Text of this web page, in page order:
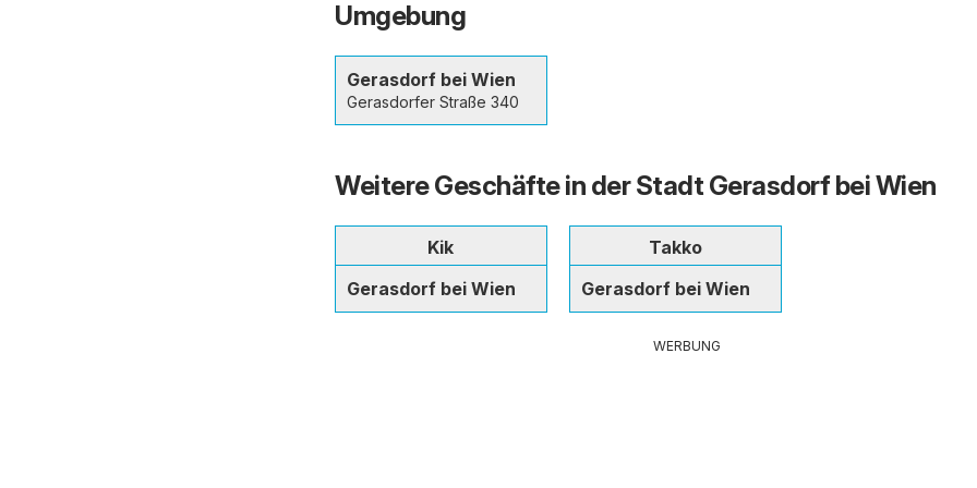
Umgebung
Gerasdorf bei Wien
Gerasdorfer Straße 340
Weitere Geschäfte in der Stadt Gerasdorf bei Wien
Kik
Gerasdorf bei Wien
Takko
Gerasdorf bei Wien
WERBUNG